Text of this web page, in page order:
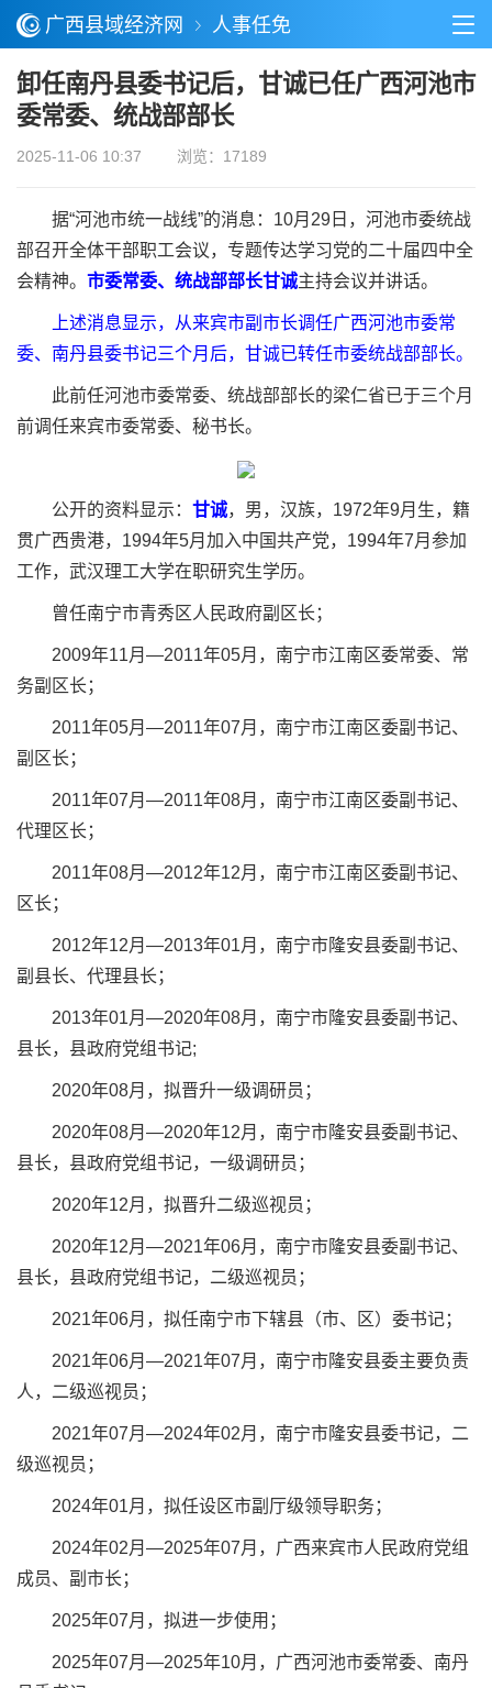
广西县域经济网 人事任免
卸任南丹县委书记后，甘诚已任广西河池市
委常委、统战部部长
2025-11-06 10:37 浏览：17189
据“河池市统一战线”的消息：10月29日，河池市委统战
部召开全体干部职工会议，专题传达学习党的二十届四中全
会精神。 市委常委、统战部部长甘诚主持会议并讲话。
上述消息显示，从来宾市副市长调任广西河池市委常
委、南丹县委书记三个月后，甘诚已转任市委统战部部长。
此前任河池市委常委、统战部部长的梁仁省已于三个月
前调任来宾市委常委、秘书长。
公开的资料显示： 甘诚，男，汉族，1972年9月生，籍
贯广西贵港，1994年5月加入中国共产党，1994年7月参加
工作，武汉理工大学在职研究生学历。
曾任南宁市青秀区人民政府副区长；
2009年11月—2011年05月，南宁市江南区委常委、常
务副区长；
2011年05月—2011年07月，南宁市江南区委副书记、
副区长；
2011年07月—2011年08月，南宁市江南区委副书记、
代理区长；
2011年08月—2012年12月，南宁市江南区委副书记、
区长；
2012年12月—2013年01月，南宁市隆安县委副书记、
副县长、代理县长；
2013年01月—2020年08月，南宁市隆安县委副书记、
县长，县政府党组书记;
2020年08月，拟晋升一级调研员；
2020年08月—2020年12月，南宁市隆安县委副书记、
县长，县政府党组书记，一级调研员；
2020年12月，拟晋升二级巡视员；
2020年12月—2021年06月，南宁市隆安县委副书记、
县长，县政府党组书记，二级巡视员；
2021年06月，拟任南宁市下辖县（市、区）委书记；
2021年06月—2021年07月，南宁市隆安县委主要负责
人，二级巡视员；
2021年07月—2024年02月，南宁市隆安县委书记，二
级巡视员；
2024年01月，拟任设区市副厅级领导职务；
2024年02月—2025年07月，广西来宾市人民政府党组
成员、副市长；
2025年07月，拟进一步使用；
2025年07月—2025年10月，广西河池市委常委、南丹